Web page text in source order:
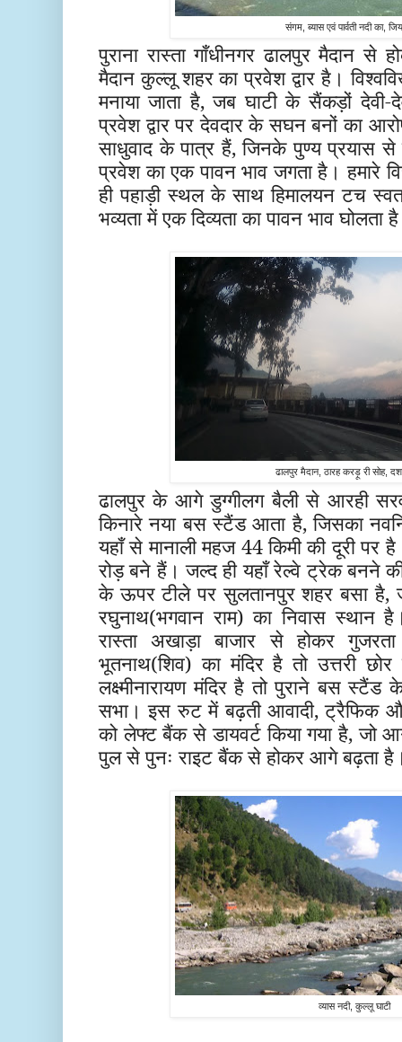
संगम, ब्यास एवं पार्वती नदी का,
पुराना रास्ता गाँधीनगर ढालपुर मैदान
मैदान कुल्लू शहर का प्रवेश द्वार है।
मनाया जाता है, जब घाटी के सैंकड़ों देवी-
प्रवेश द्वार पर देवदार के सघन बनों का
साधुवाद के पात्र हैं, जिनके पुण्य प्रयास से
प्रवेश का एक पावन भाव जगता है। हमारे
ही पहाड़ी स्थल के साथ हिमालयन टच
भव्यता में एक दिव्यता का पावन भाव घोलता
ढालपुर मैदान, ठारह करड़ू री सोह,
ढालपुर के आगे डुग्गीलग बैली से आरही
किनारे नया बस स्टैंड आता है, जिसका
यहाँ से मानाली महज 44 किमी की दूरी पर
रोड़ बने हैं। जल्द ही यहाँ रेल्वे ट्रेक बनने
के ऊपर टीले पर सुलतानपुर शहर बसा है,
रघुनाथ(भगवान राम) का निवास स्थान
रास्ता अखाड़ा बाजार से होकर
भूतनाथ(शिव) का मंदिर है तो उत्तरी छोर
लक्ष्मीनारायण मंदिर है तो पुराने बस स्टैंड
सभा। इस रुट में बढ़ती आवादी,
को लेफ्ट बैंक से डायवर्ट किया गया है,
पुल से पुनः राइट बैंक से होकर आगे बढ़ता
व्यास नदी, कुल्लू घाटी